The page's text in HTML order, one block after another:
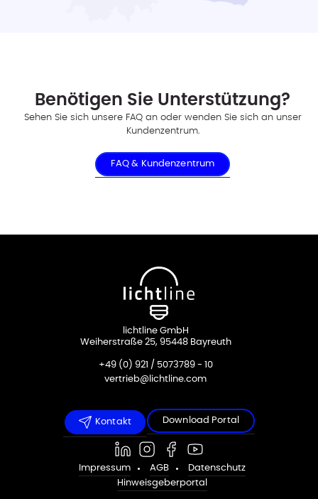
Benötigen Sie Unterstützung?
Sehen Sie sich unsere FAQ an oder wenden Sie sich an unser
Kundenzentrum.
FAQ & Kundenzentrum
lichtline GmbH
Weiherstraße 25, 95448 Bayreuth
+49 (0) 921 / 5073789 - 10
vertrieb@lichtline.com
Kontakt Download Portal
Impressum AGB
Datenschutz
Hinweisgeberportal